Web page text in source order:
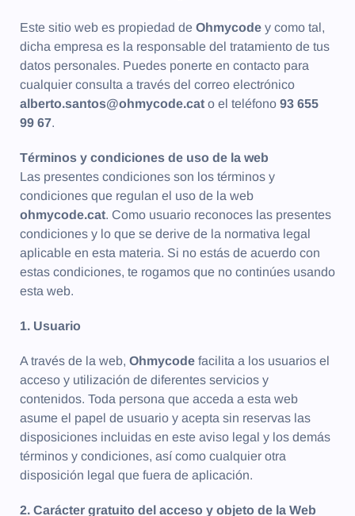
Este sitio web es propiedad de Ohmycode y como tal,
dicha empresa es la responsable del tratamiento de tus
datos personales. Puedes ponerte en contacto para
cualquier consulta a través del correo electrónico
alberto.santos@ohmycode.cat o el teléfono 93 655
99 67.
Términos y condiciones de uso de la web
Las presentes condiciones son los términos y
condiciones que regulan el uso de la web
ohmycode.cat. Como usuario reconoces las presentes
condiciones y lo que se derive de la normativa legal
aplicable en esta materia. Si no estás de acuerdo con
estas condiciones, te rogamos que no continúes usando
esta web.
1. Usuario
A través de la web, Ohmycode facilita a los usuarios el
acceso y utilización de diferentes servicios y
contenidos. Toda persona que acceda a esta web
asume el papel de usuario y acepta sin reservas las
disposiciones incluidas en este aviso legal y los demás
términos y condiciones, así como cualquier otra
disposición legal que fuera de aplicación.
2. Carácter gratuito del acceso y objeto de la Web